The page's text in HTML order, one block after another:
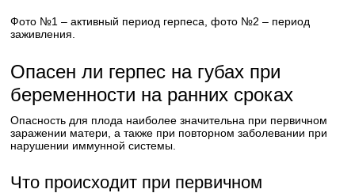
Фото №1 – активный период герпеса, фото №2 – период
заживления.
Опасен ли герпес на губах при
беременности на ранних сроках
Опасность для плода наиболее значительна при первичном
заражении матери, а также при повторном заболевании при
нарушении иммунной системы.
Что происходит при первичном